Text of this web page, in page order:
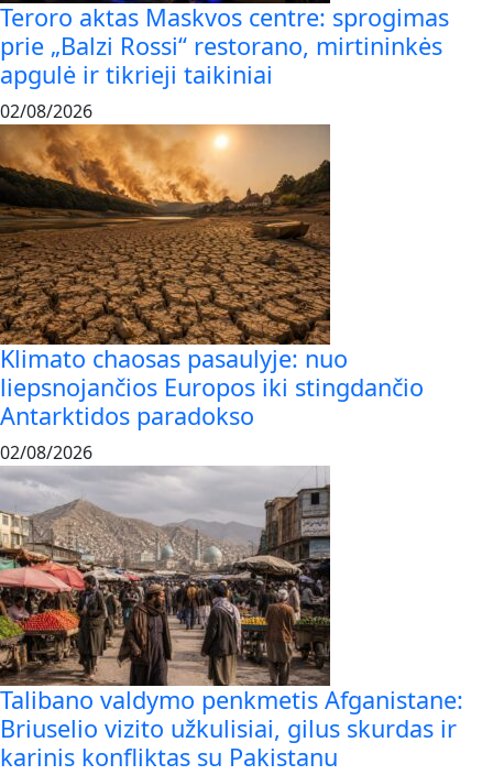
Teroro aktas Maskvos centre: sprogimas
prie „Balzi Rossi“ restorano, mirtininkės
apgulė ir tikrieji taikiniai
02/08/2026
Klimato chaosas pasaulyje: nuo
liepsnojančios Europos iki stingdančio
Antarktidos paradokso
02/08/2026
Talibano valdymo penkmetis Afganistane:
Briuselio vizito užkulisiai, gilus skurdas ir
karinis konfliktas su Pakistanu